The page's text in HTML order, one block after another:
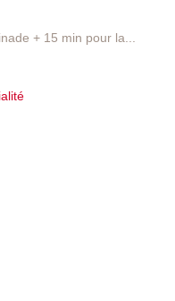
+ 15 min pour la...